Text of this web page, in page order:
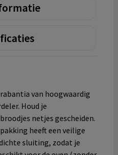
van hoogwaardig
Houd je
netjes gescheiden.
heeft een veilige
sluiting, zodat je